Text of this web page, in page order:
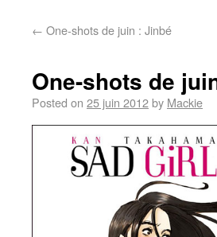
← One-shots de juin : Jinbé
One-shots de
Posted on 25 juin 2012by Mackie